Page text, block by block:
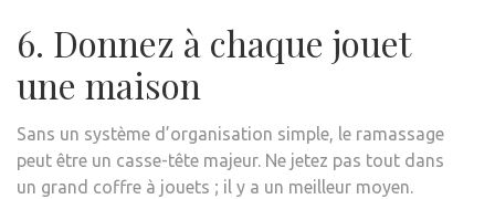
6. Donnez à chaque jouet
une maison
Sans un système d’organisation simple, le ramassage
peut être un casse-tête majeur. Ne jetez pas tout dans
un grand coffre à jouets ; il y a un meilleur moyen.